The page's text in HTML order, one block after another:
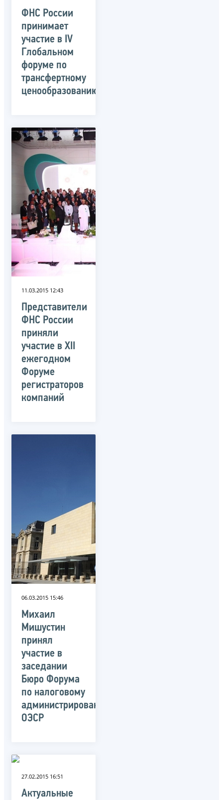
ФНС России
принимает
участие в IV
Глобальном
форуме по
трансфертному
ценообразованию
11.03.2015 12:43
Представители
ФНС России
приняли
участие в XII
ежегодном
Форуме
регистраторов
компаний
06.03.2015 15:46
Михаил
Мишустин
принял
участие в
заседании
Бюро Форума
по налоговому
администрированию
ОЭСР
27.02.2015 16:51
Актуальные